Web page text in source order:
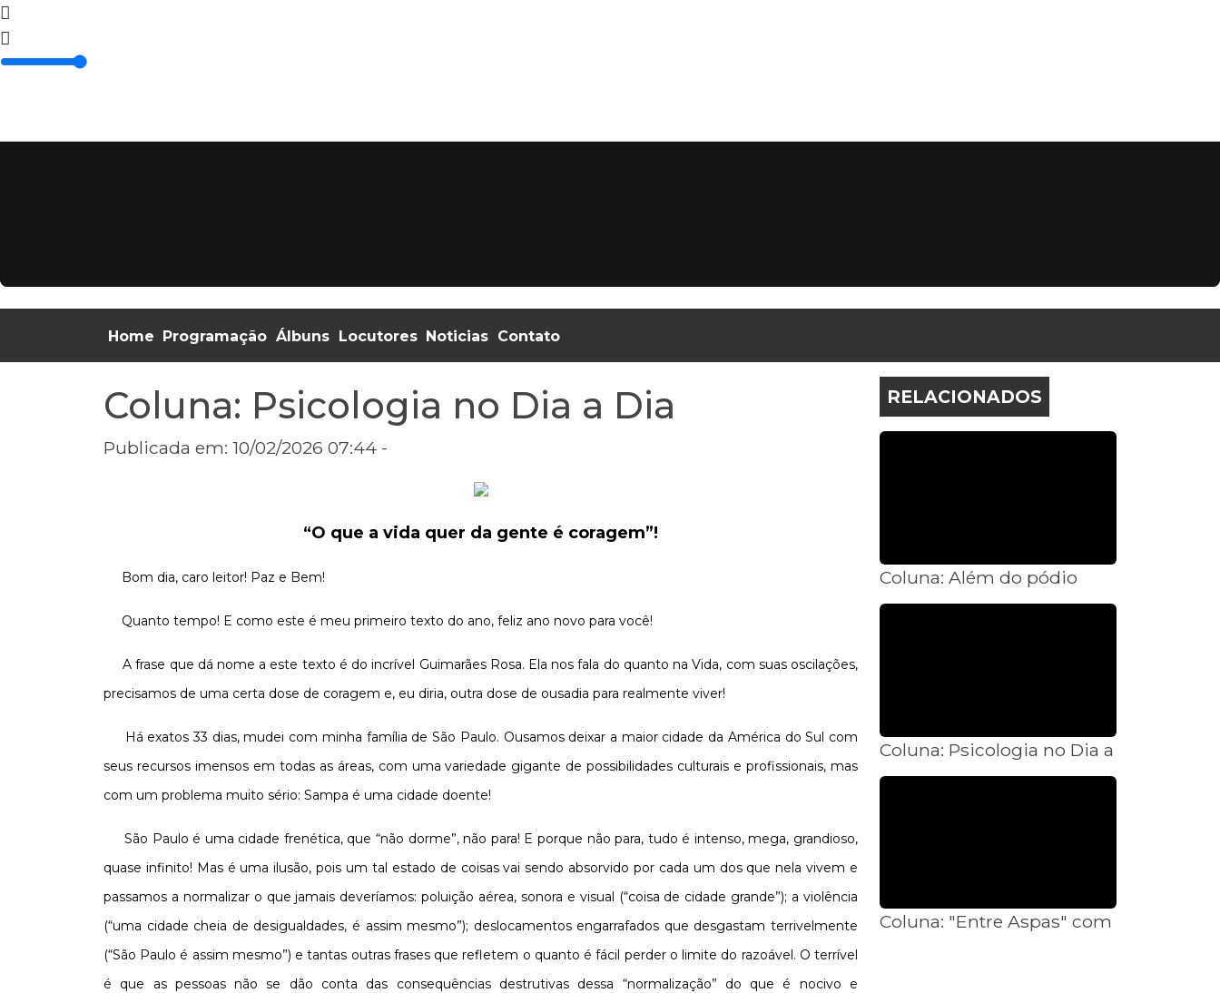
Home Programação Álbuns Locutores Noticias Contato
Coluna: Psicologia no Dia a Dia
Publicada em: 10/02/2026 07:44 -
“O que a vida quer da gente é coragem”!
Bom dia, caro leitor! Paz e Bem!
Quanto tempo! E como este é meu primeiro texto do ano, feliz ano novo para você!
A frase que dá nome a este texto é do incrível Guimarães Rosa. Ela nos fala do quanto na Vida, com suas oscilações,
precisamos de uma certa dose de coragem e, eu diria, outra dose de ousadia para realmente viver!
Há exatos 33 dias, mudei com minha família de São Paulo. Ousamos deixar a maior cidade da América do Sul com
seus recursos imensos em todas as áreas, com uma variedade gigante de possibilidades culturais e profissionais, mas
com um problema muito sério: Sampa é uma cidade doente!
São Paulo é uma cidade frenética, que “não dorme”, não para! E porque não para, tudo é intenso, mega, grandioso,
quase infinito! Mas é uma ilusão, pois um tal estado de coisas vai sendo absorvido por cada um dos que nela vivem e
passamos a normalizar o que jamais deveríamos: poluição aérea, sonora e visual (“coisa de cidade grande”); a violência
(“uma cidade cheia de desigualdades, é assim mesmo”); deslocamentos engarrafados que desgastam terrivelmente
(“São Paulo é assim mesmo”) e tantas outras frases que refletem o quanto é fácil perder o limite do razoável. O terrível
é que as pessoas não se dão conta das consequências destrutivas dessa “normalização” do que é nocivo e
RELACIONADOS
Coluna: Além do pódio
Coluna: Psicologia no Dia a Dia
Coluna: "Entre Aspas" com Ronaldo